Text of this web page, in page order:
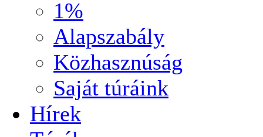
1%
Alapszabály
Közhasznúság
Saját túráink
Hírek